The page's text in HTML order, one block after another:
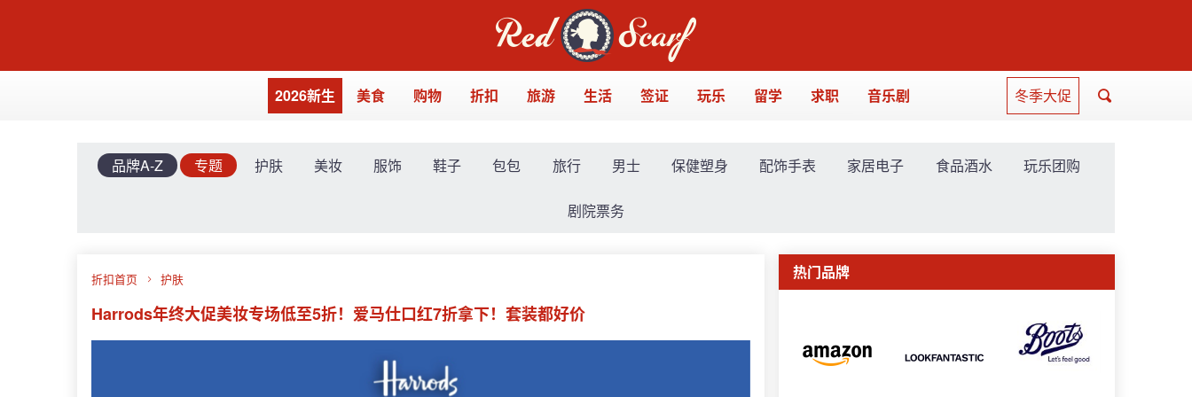
2026新生 美食 购物 折扣 旅游 生活 签证 玩乐 留学 求职 音乐剧 冬季大促
品牌A-Z 专题 护肤 美妆 服饰 鞋子 包包 旅行 男士 保健塑身 配饰手表 家居电子 食品酒水 玩乐团购
剧院票务
折扣首页 护肤
Harrods年终大促美妆专场低至5折！爱马仕口红7折拿下！套装都好价
热门品牌